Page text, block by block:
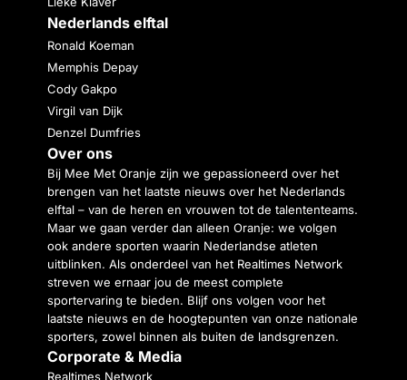
Nederlands elftal
Ronald Koeman
Memphis Depay
Cody Gakpo
Virgil van Dijk
Denzel Dumfries
Over ons
Bij Mee Met Oranje zijn we gepassioneerd over het
brengen van het laatste nieuws over het Nederlands
elftal – van de heren en vrouwen tot de talententeams.
Maar we gaan verder dan alleen Oranje: we volgen
ook andere sporten waarin Nederlandse atleten
uitblinken. Als onderdeel van het Realtimes Network
streven we ernaar jou de meest complete
sportervaring te bieden. Blijf ons volgen voor het
laatste nieuws en de hoogtepunten van onze nationale
sporters, zowel binnen als buiten de landsgrenzen.
Corporate & Media
Realtimes Network